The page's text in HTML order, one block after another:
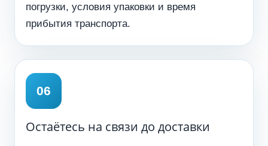
погрузки, условия упаковки и время
прибытия транспорта.
Остаётесь на связи до доставки